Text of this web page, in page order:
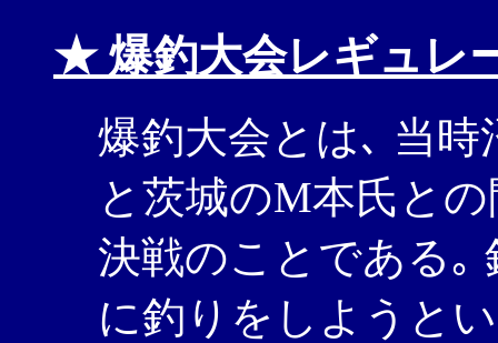
★爆釣大会レギュレ
爆釣大会とは､ 当
と茨城のM本氏と
決戦のことである｡
に釣りをしようと